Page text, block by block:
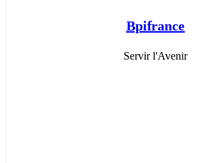
Bpifrance
Servir l'Avenir